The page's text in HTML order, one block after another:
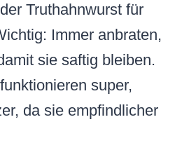
Truthahnwurst für
Immer anbraten,
sie saftig bleiben.
super,
da sie empfindlicher